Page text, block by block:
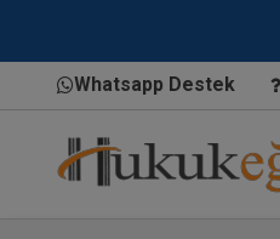
Whatsapp Destek